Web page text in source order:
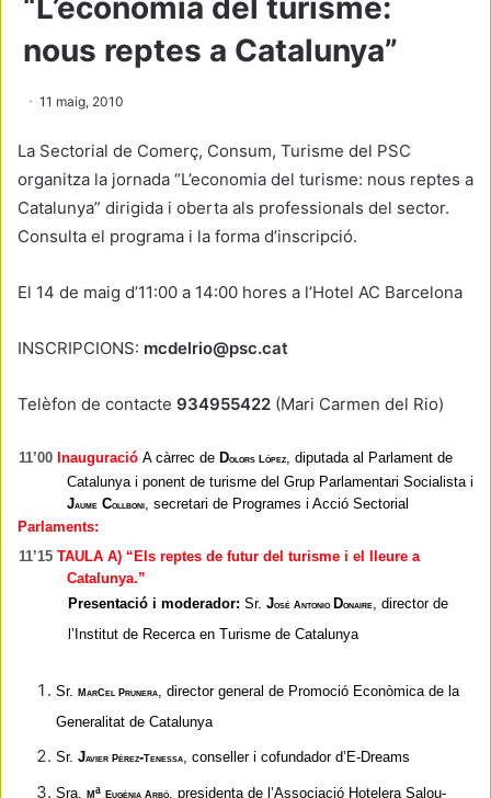
“L’economia del turisme:
nous reptes a Catalunya”
11 maig, 2010
La Sectorial de Comerç, Consum, Turisme del PSC
organitza la jornada “L’economia del turisme: nous reptes a
Catalunya” dirigida i oberta als professionals del sector.
Consulta el programa i la forma d’inscripció.
El 14 de maig d’11:00 a 14:00 hores a l’Hotel AC Barcelona
INSCRIPCIONS: mcdelrio@psc.cat
Telèfon de contacte 934955422 (Mari Carmen del Rio)
11’00 Inauguració A càrrec de Dolors lópez, diputada al Parlament de
Catalunya i ponent de turisme del Grup Parlamentari Socialista i
Jaume Collboni, secretari de Programes i Acció Sectorial
Parlaments:
11’15 TAULA A) “Els reptes de futur del turisme i el lleure a
Catalunya.”
Presentació i moderador: Sr. José antonio Donaire
, director de
l’Institut de Recerca en Turisme de Catalunya
Sr. marCel prunera
, director general de Promoció Econòmica de la
Generalitat de Catalunya
Sr. Javier pérez-tenessa , conseller i cofundador d’E-Dreams
Sra. mª eugènia arbó, presidenta de l’Associació Hotelera Salou-